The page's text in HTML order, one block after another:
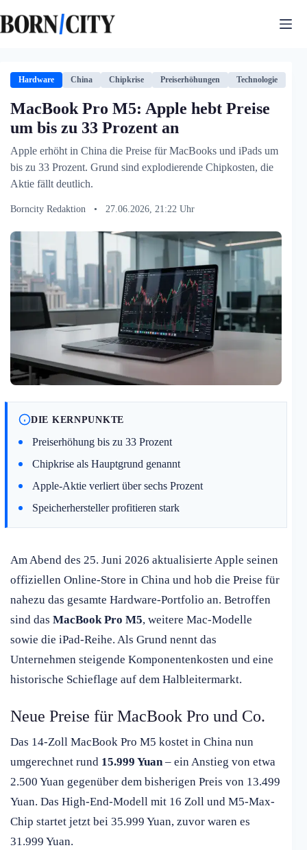
Inhalt
springen
Hardware China Chipkrise Preiserhöhungen Technologie
MacBook Pro M5: Apple hebt Preise
um bis zu 33 Prozent an
Apple erhöht in China die Preise für MacBooks und iPads um
bis zu 33 Prozent. Grund sind explodierende Chipkosten, die
Aktie fällt deutlich.
Borncity Redaktion • 27.06.2026, 21:22 Uhr
DIE KERNPUNKTE
Preiserhöhung bis zu 33 Prozent
Chipkrise als Hauptgrund genannt
Apple-Aktie verliert über sechs Prozent
Speicherhersteller profitieren stark
Am Abend des 25. Juni 2026 aktualisierte Apple seinen
offiziellen Online-Store in China und hob die Preise für
nahezu das gesamte Hardware-Portfolio an. Betroffen
sind das MacBook Pro M5, weitere Mac-Modelle
sowie die iPad-Reihe. Als Grund nennt das
Unternehmen steigende Komponentenkosten und eine
historische Schieflage auf dem Halbleitermarkt.
Neue Preise für MacBook Pro und Co.
Das 14-Zoll MacBook Pro M5 kostet in China nun
umgerechnet rund 15.999 Yuan– ein Anstieg von etwa
2.500 Yuan gegenüber dem bisherigen Preis von 13.499
Yuan. Das High-End-Modell mit 16 Zoll und M5-Max-
Chip startet jetzt bei 35.999 Yuan, zuvor waren es
31.999 Yuan.